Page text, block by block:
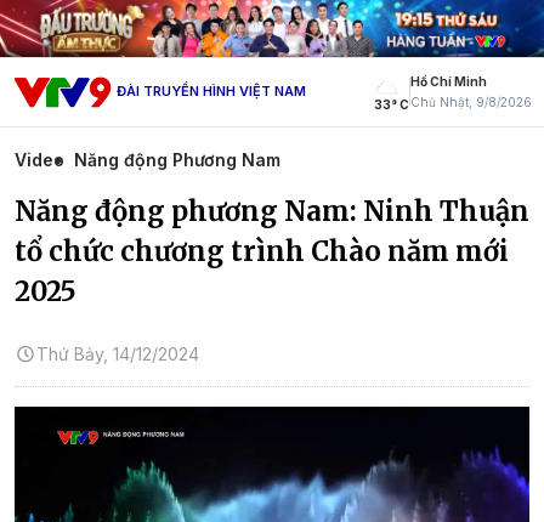
ĐÀI TRUYỀN HÌNH VIỆT NAM
33° C
Hồ Chí Minh
Chủ Nhật, 9/8/2026
Video Năng động Phương Nam
Năng động phương Nam: Ninh Thuận
tổ chức chương trình Chào năm mới
2025
Thứ Bảy, 14/12/2024